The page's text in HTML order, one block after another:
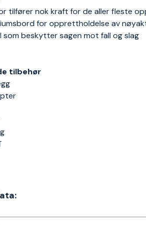
tilfører nok kraft for de aller fleste
for opprettholdelse av
som beskytter sagen mot fall og slag
tilbehør